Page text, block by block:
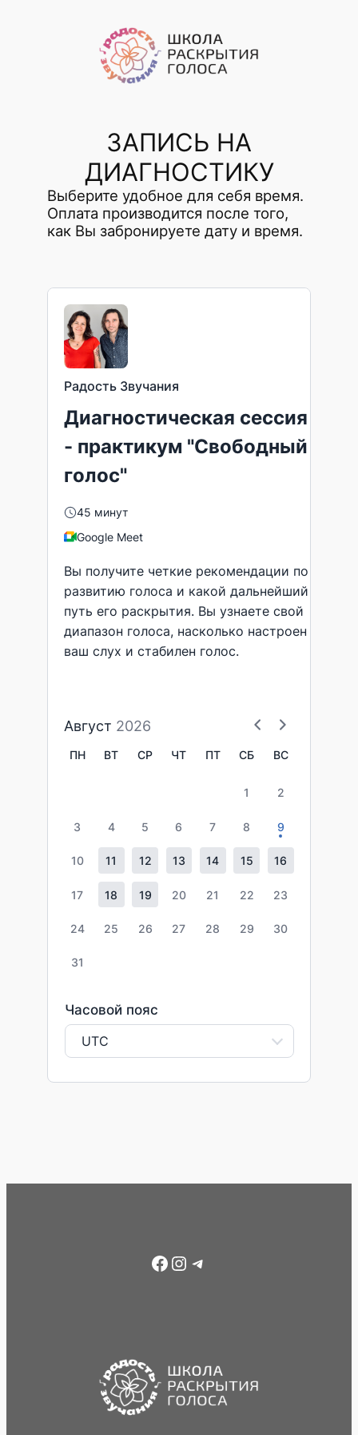
ЗАПИСЬ НА
ДИАГНОСТИКУ
Выберите удобное для себя время.
Оплата производится после того,
как Вы забронируете дату и время.
Радость Звучания
Диагностическая сессия
- практикум "Свободный
голос"
45 минут
Google Meet
Вы получите четкие рекомендации по
развитию голоса и какой дальнейший
путь его раскрытия. Вы узнаете свой
диапазон голоса, насколько настроен
ваш слух и стабилен голос.
Август 2026
ПН ВТ СР ЧТ ПТ СБ ВС
1 2
3 4 5 6 7 8 9
10 11 12 13 14 15 16
17 18 19 20 21 22 23
24 25 26 27 28 29 30
31
Часовой пояс
UTC
Facebook
Instagram
Telegram